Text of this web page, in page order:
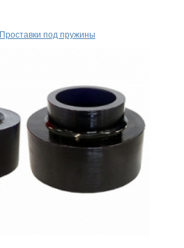
Проставки под пружины